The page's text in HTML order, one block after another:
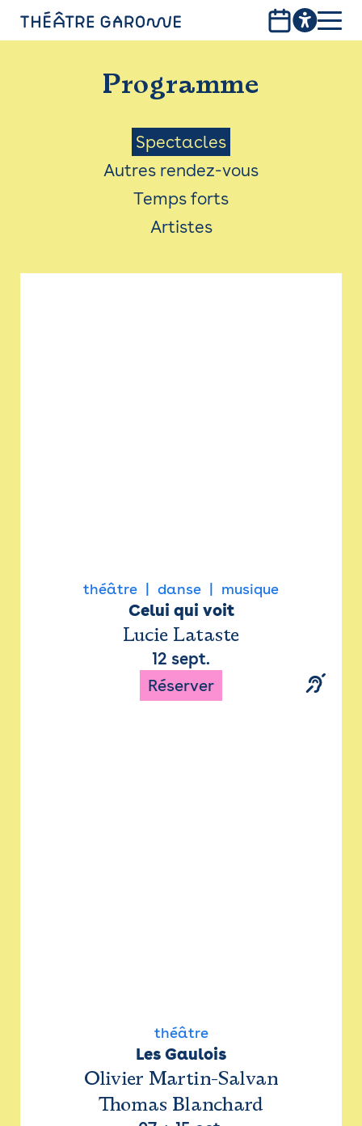
PROGRAMME
INFOS PRATIQUES
AVEC LES PUBLICS
ACCESSIBILITÉ
LES PRODUCTIONS
Programme
Menu
Saison
Spectacles
Autres rendez-vous
Temps forts
Artistes
théâtre danse musique
Celui qui voit
Lucie Lataste
12 sept.
Réserver
théâtre
Les Gaulois
Olivier Martin-Salvan
Thomas Blanchard